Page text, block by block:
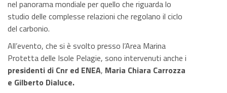
nel panorama mondiale per quello che riguarda lo
studio delle complesse relazioni che regolano il ciclo
del carbonio.
All’evento, che si è svolto presso l’Area Marina
Protetta delle Isole Pelagie, sono intervenuti anche i
presidenti di Cnr ed ENEA, Maria Chiara Carrozza
e Gilberto Dialuce.